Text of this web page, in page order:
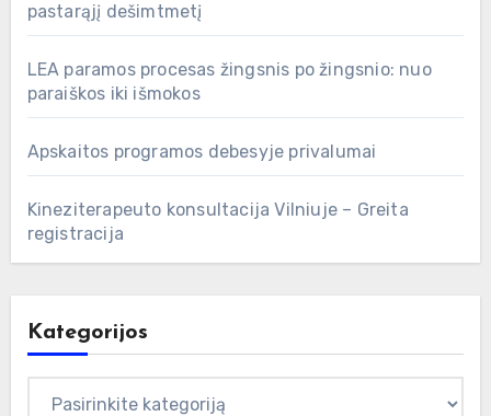
pastarąjį dešimtmetį
LEA paramos procesas žingsnis po žingsnio: nuo
paraiškos iki išmokos
Apskaitos programos debesyje privalumai
Kineziterapeuto konsultacija Vilniuje – Greita
registracija
Kategorijos